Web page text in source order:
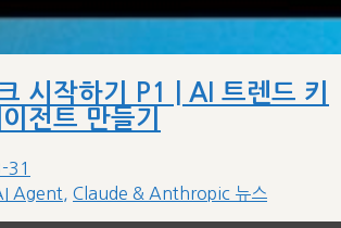
시작하기 P1 | AI 트렌드 키
전트 만들기
31
Agent Claude & Anthropic 뉴스